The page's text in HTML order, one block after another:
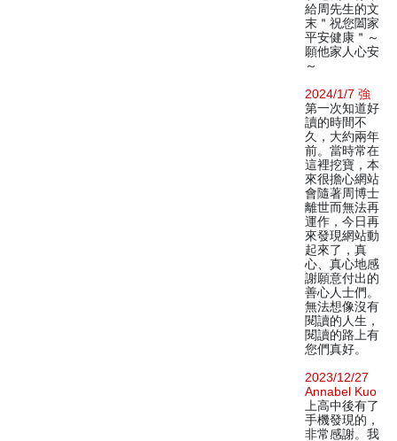
給周先生的文
末＂祝您闔家
平安健康＂～
願他家人心安
～
2024/1/7 強
第一次知道好
讀的時間不
久，大約兩年
前。當時常在
這裡挖寶，本
來很擔心網站
會隨著周博士
離世而無法再
運作，今日再
來發現網站動
起來了，真
心、真心地感
謝願意付出的
善心人士們。
無法想像沒有
閱讀的人生，
閱讀的路上有
您們真好。
2023/12/27
Annabel Kuo
上高中後有了
手機發現的，
非常感謝。我